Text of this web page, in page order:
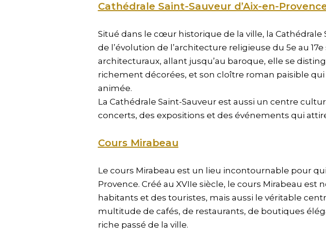
Cathédrale Saint-Sauveur d’Aix-en-
Situé dans le cœur historique de la ville, la
de l’évolution de l’architecture religieuse du 5e au
architecturaux, allant jusqu’au baroque, elle se
richement décorées, et son cloître roman paisible
animée.
La Cathédrale Saint-Sauveur est aussi un centre
concerts, des expositions et des événements qui
Cours Mirabeau
Le cours Mirabeau est un lieu incontournable pour
Provence. Créé au XVIIe siècle, le cours Mirabeau
habitants et des touristes, mais aussi le véritable
multitude de cafés, de restaurants, de boutiques
riche passé de la ville.